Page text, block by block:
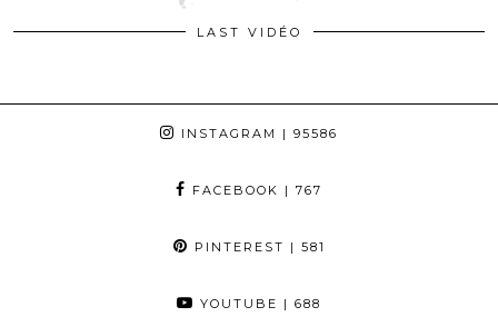
LAST VIDÉO
INSTAGRAM | 95586
FACEBOOK | 767
PINTEREST | 581
YOUTUBE | 688